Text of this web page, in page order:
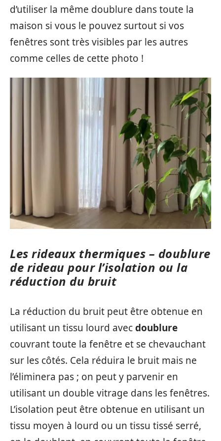
d’utiliser la même doublure dans toute la
maison si vous le pouvez surtout si vos
fenêtres sont très visibles par les autres
comme celles de cette photo !
Les rideaux thermiques – doublure
de rideau pour l’isolation ou la
réduction du bruit
La réduction du bruit peut être obtenue en
utilisant un tissu lourd avecdoublure
couvrant toute la fenêtre et se chevauchant
sur les côtés. Cela réduira le bruit mais ne
l’éliminera pas ; on peut y parvenir en
utilisant un double vitrage dans les fenêtres.
L’isolation peut être obtenue en utilisant un
tissu moyen à lourd ou un tissu tissé serré,